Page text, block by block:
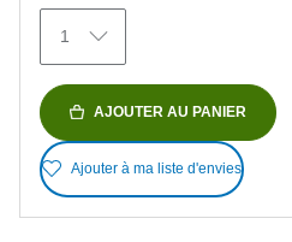
avis
1
AJOUTER AU PANIER
Ajouter à ma liste d'envies